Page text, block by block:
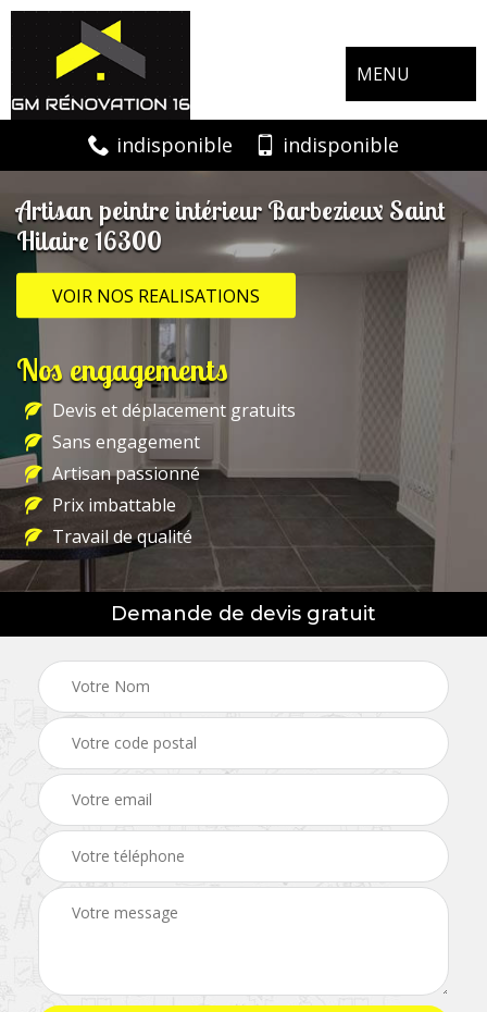
MENU
indisponible indisponible
Artisan peintre intérieur Barbezieux Saint
Hilaire 16300
VOIR NOS REALISATIONS
Nos engagements
Devis et déplacement gratuits
Sans engagement
Artisan passionné
Prix imbattable
Travail de qualité
Demande de devis gratuit